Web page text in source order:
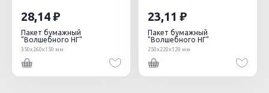
28,14
Пакет бумажный
"Волшебного НГ"
350х260х150 мм
23,11
Пакет бумажный
"Волшебного НГ"
250х220х120 мм